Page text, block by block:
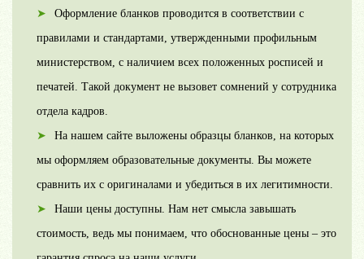
Оформление бланков проводится в соответствии с
правилами и стандартами, утвержденными профильным
министерством, с наличием всех положенных росписей и
печатей. Такой документ не вызовет сомнений у сотрудника
отдела кадров.
На нашем сайте выложены образцы бланков, на которых
мы оформляем образовательные документы. Вы можете
сравнить их с оригиналами и убедиться в их легитимности.
Наши цены доступны. Нам нет смысла завышать
стоимость, ведь мы понимаем, что обоснованные цены – это